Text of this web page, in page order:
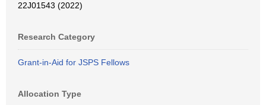
22J01543 (2022)
Research Category
Grant-in-Aid for JSPS Fellows
Allocation Type